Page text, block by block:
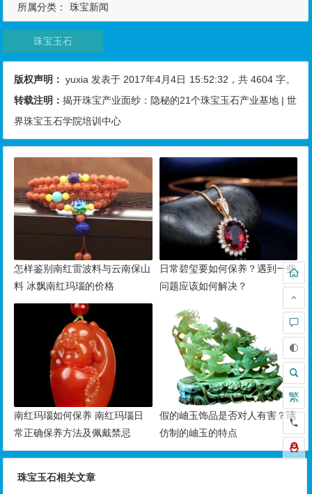
所属分类： 珠宝新闻
珠宝玉石
版权声明： yuxia 发表于 2017年4月4日 15:52:32 ，共 4604 字。
转载注明：揭开珠宝产业面纱：隐秘的21个珠宝玉石产业基地 | 世
界珠宝玉石学院培训中心
怎样鉴别南红雷波料与云南保山
料 冰飘南红玛瑙的价格
日常碧玺要如何保养？遇到一些
问题应该如何解决？
南红玛瑙如何保养 南红玛瑙日
常正确保养方法及佩戴禁忌
假的岫玉饰品是否对人有害？璃
仿制的岫玉的特点
珠宝玉石相关文章
繁